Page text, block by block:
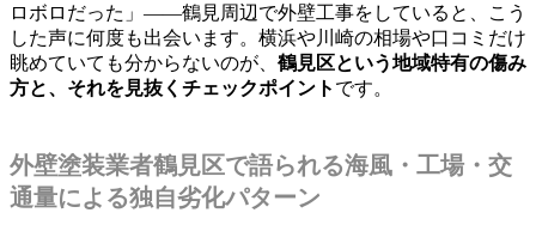
ロボロだった」――鶴見周辺で外壁工事をしていると、こう
した声に何度も出会います。横浜や川崎の相場や口コミだけ
眺めていても分からないのが、 鶴見区という地域特有の傷み
方と、それを見抜くチェックポイント です。
外壁塗装業者鶴見区で語られる海風・工場・交
通量による独自劣化パターン